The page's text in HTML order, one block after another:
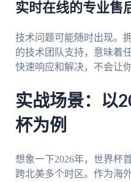
实时在线的专业售
技术问题可能随时出现。
的技术团队支持，意味着
快速响应和解决，不会让
实战场景：以
杯为例
想象一下2026年，世界杯
跨北美多个时区。作为海